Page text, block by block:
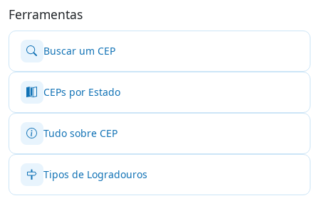
Ferramentas
Buscar um CEP
CEPs por Estado
Tudo sobre CEP
Tipos de Logradouros